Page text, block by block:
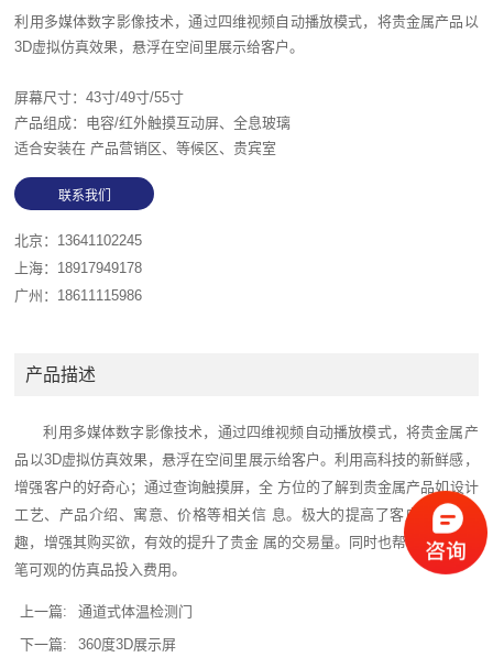
利用多媒体数字影像技术，通过四维视频自动播放模式，将贵金属产品以
3D虚拟仿真效果，悬浮在空间里展示给客户。
屏幕尺寸：43寸/49寸/55寸
产品组成：电容/红外触摸互动屏、全息玻璃
适合安装在 产品营销区、等候区、贵宾室
北京：13641102245
上海：18917949178
广州：18611115986
产品描述
利用多媒体数字影像技术，通过四维视频自动播放模式，将贵金属产
品以3D虚拟仿真效果，悬浮在空间里展示给客户。利用高科技的新鲜感，
增强客户的好奇心；通过查询触摸屏，全 方位的了解到贵金属产品如设计
工艺、产品介绍、寓意、价格等相关信 息。极大的提高了客户的操作乐
趣，增强其购买欲，有效的提升了贵金 属的交易量。同时也帮银行省掉一
笔可观的仿真品投入费用。
上一篇:
通道式体温检测门
下一篇:
360度3D展示屏